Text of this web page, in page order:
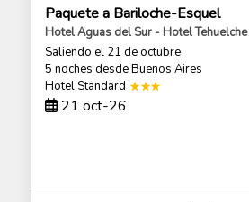
Paquete a Bariloche-Esquel
Hotel Aguas del Sur - Hotel Tehuelche
Saliendo el 21 de octubre
5 nochesdesde Buenos Aires
Hotel Standard
21 oct-26